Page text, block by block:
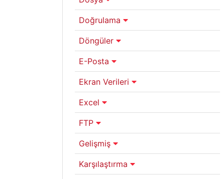
Doğrulama
Döngüler
E-Posta
Ekran Verileri
Excel
FTP
Gelişmiş
Karşılaştırma